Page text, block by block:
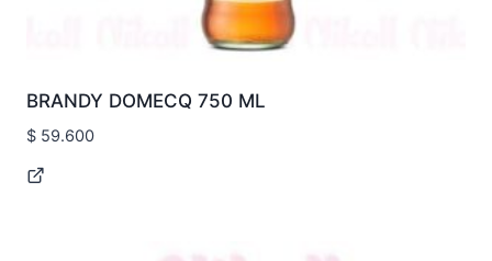
BRANDY DOMECQ 750 ML
$ 59.600